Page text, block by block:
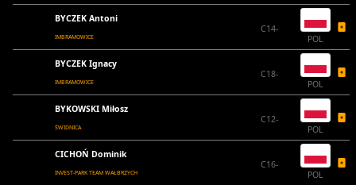
BYCZEK Antoni
IMBRAMOWICE
C14-
POL
BYCZEK Ignacy
IMBRAMOWICE
C18-
POL
BYKOWSKI Miłosz
ŚWIDNICA
C12-
POL
CICHOŃ Dominik
INVEST-PARK TEAM WAŁBRZYCH
C16-
POL